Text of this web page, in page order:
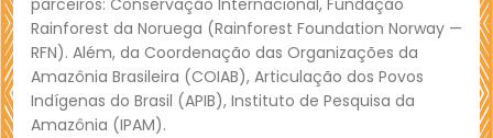
parceiros: Conservação Internacional, Fundação
Rainforest da Noruega (Rainforest Foundation Norway —
RFN). Além, da Coordenação das Organizações da
Amazônia Brasileira (COIAB), Articulação dos Povos
Indígenas do Brasil (APIB), Instituto de Pesquisa da
Amazônia (IPAM).